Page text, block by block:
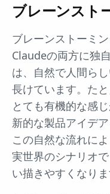
ブレーンスト
ブレーンストーミ
Claudeの両方に独
は、自然で人間ら
長けています。た
とても有機的な感
新的な製品アイデ
この自然な流れに
実世界のシナリオ
い描きやすくなりま